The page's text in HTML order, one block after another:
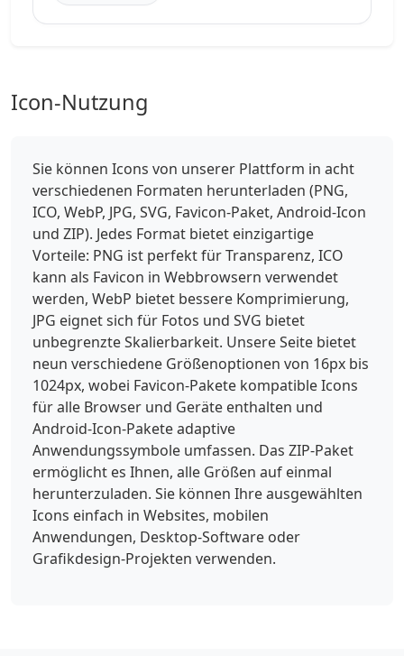
Icon-Nutzung
Sie können Icons von unserer Plattform in acht
verschiedenen Formaten herunterladen (PNG,
ICO, WebP, JPG, SVG, Favicon-Paket, Android-Icon
und ZIP). Jedes Format bietet einzigartige
Vorteile: PNG ist perfekt für Transparenz, ICO
kann als Favicon in Webbrowsern verwendet
werden, WebP bietet bessere Komprimierung,
JPG eignet sich für Fotos und SVG bietet
unbegrenzte Skalierbarkeit. Unsere Seite bietet
neun verschiedene Größenoptionen von 16px bis
1024px, wobei Favicon-Pakete kompatible Icons
für alle Browser und Geräte enthalten und
Android-Icon-Pakete adaptive
Anwendungssymbole umfassen. Das ZIP-Paket
ermöglicht es Ihnen, alle Größen auf einmal
herunterzuladen. Sie können Ihre ausgewählten
Icons einfach in Websites, mobilen
Anwendungen, Desktop-Software oder
Grafikdesign-Projekten verwenden.